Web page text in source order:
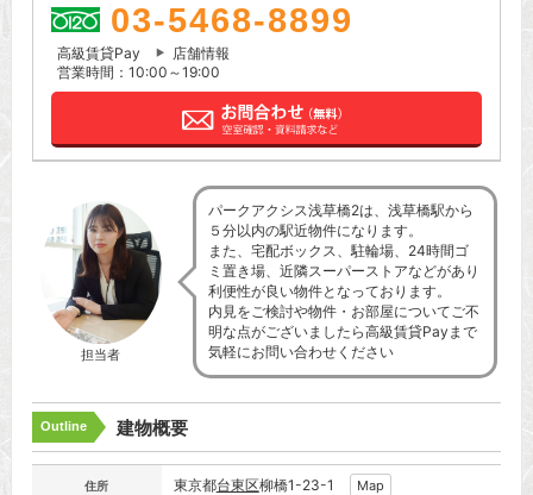
03-5468-8899
高級賃貸Pay
店舗情報
営業時間：10:00～19:00
担当者
パークアクシス浅草橋2は、浅草橋駅から
５分以内の駅近物件になります。
また、宅配ボックス、駐輪場、24時間ゴ
ミ置き場、近隣スーパーストアなどがあり
利便性が良い物件となっております。
内見をご検討や物件・お部屋についてご不
明な点がございましたら高級賃貸Payまで
気軽にお問い合わせください
Outline 建物概要
住所 東京都台東区柳橋1-23-1 Map